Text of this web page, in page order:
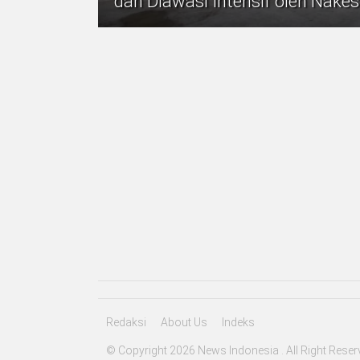
Redaksi About Us Indeks
© Copyright 2026 News Indonesia . All Right